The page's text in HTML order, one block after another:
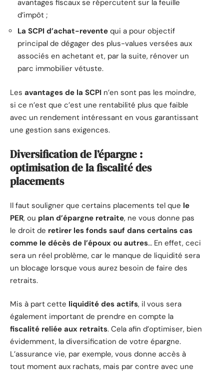
avantages fiscaux se répercutent sur la feuille
d’impôt ;
La SCPI d’achat-revente qui a pour objectif
principal de dégager des plus-values versées aux
associés en achetant et, par la suite, rénover un
parc immobilier vétuste.
Les avantages de la SCPI n’en sont pas les moindre,
si ce n’est que c’est une rentabilité plus que faible
avec un rendement intéressant en vous garantissant
une gestion sans exigences.
Diversification de l’épargne :
optimisation de la fiscalité des
placements
Il faut souligner que certains placements tel que le
PER, ou plan d’épargne retraite, ne vous donne pas
le droit de retirer les fonds sauf dans certains cas
comme le décès de l’époux ou autres… En effet, ceci
sera un réel problème, car le manque de liquidité sera
un blocage lorsque vous aurez besoin de faire des
retraits.
Mis à part cette liquidité des actifs, il vous sera
également important de prendre en compte la
fiscalité reliée aux retraits. Cela afin d’optimiser, bien
évidemment, la diversification de votre épargne.
L’assurance vie, par exemple, vous donne accès à
tout moment aux rachats, mais par contre avec une